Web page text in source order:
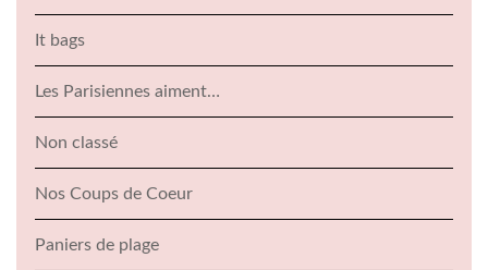
It bags
Les Parisiennes aiment…
Non classé
Nos Coups de Coeur
Paniers de plage